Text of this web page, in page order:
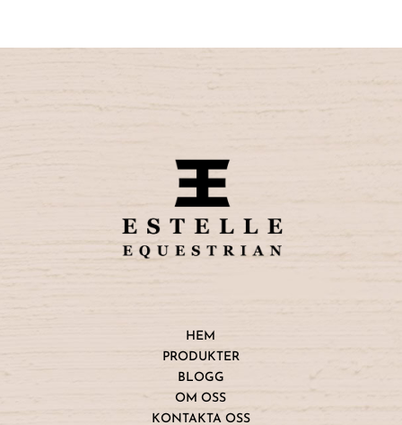
HEM
PRODUKTER
BLOGG
OM OSS
KONTAKTA OSS